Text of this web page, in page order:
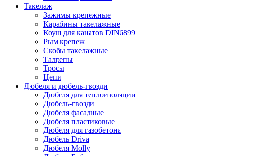
Такелаж
Зажимы крепежные
Карабины такелажные
Коуш для канатов DIN6899
Рым крепеж
Скобы такелажные
Талрепы
Тросы
Цепи
Дюбеля и дюбель-гвозди
Дюбеля для теплоизоляции
Дюбель-гвозди
Дюбеля фасадные
Дюбеля пластиковые
Дюбеля для газобетона
Дюбель Driva
Дюбеля Molly